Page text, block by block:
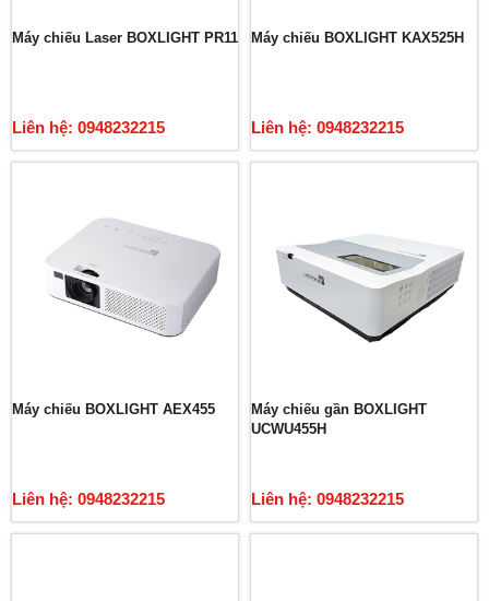
Máy chiếu Laser BOXLIGHT PR11
Liên hệ: 0948232215
Máy chiếu BOXLIGHT KAX525H
Liên hệ: 0948232215
Máy chiếu BOXLIGHT AEX455
Liên hệ: 0948232215
Máy chiếu gần BOXLIGHT
UCWU455H
Liên hệ: 0948232215